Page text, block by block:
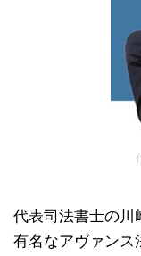
代表司法書士の川
有名なアヴァンス